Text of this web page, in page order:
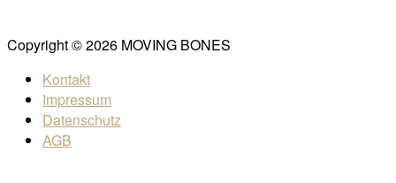
Copyright © 2026 MOVING BONES
Kontakt
Impressum
Datenschutz
AGB